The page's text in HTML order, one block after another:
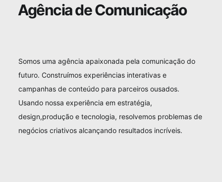
Agência de Comunicação
Somos uma agência apaixonada pela comunicação do
futuro. Construímos experiências interativas e
campanhas de conteúdo para parceiros ousados.
Usando nossa experiência em estratégia,
design,produção e tecnologia, resolvemos problemas de
negócios criativos alcançando resultados incríveis.